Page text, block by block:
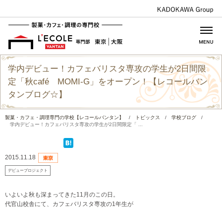
学内デビュー！カフェバリスタ専攻の学生が2日間限
定「秋café MOMI-G」をオープン！【レコールバン
タンブログ☆】
製菓・カフェ・調理専門の学校【レコールバンタン】 / トピックス / 学校ブログ
/
学内デビュー！カフェバリスタ専攻の学生が2日間限定「 ...
2015.11.18
デビュープロジェクト
いよいよ秋も深まってきた11月のこの日。
代官山校舎にて、カフェバリスタ専攻の1年生が